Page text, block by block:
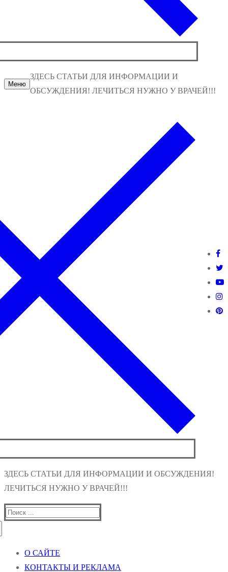
Меню
ЗДЕСЬ СТАТЬИ ДЛЯ ИНФОРМАЦИИ И
ОБСУЖДЕНИЯ! ЛЕЧИТЬСЯ НУЖНО У ВРАЧЕЙ!!!
ЗДЕСЬ СТАТЬИ ДЛЯ ИНФОРМАЦИИ И ОБСУЖДЕНИЯ!
ЛЕЧИТЬСЯ НУЖНО У ВРАЧЕЙ!!!
Найти:
О САЙТЕ
КОНТАКТЫ И РЕКЛАМА